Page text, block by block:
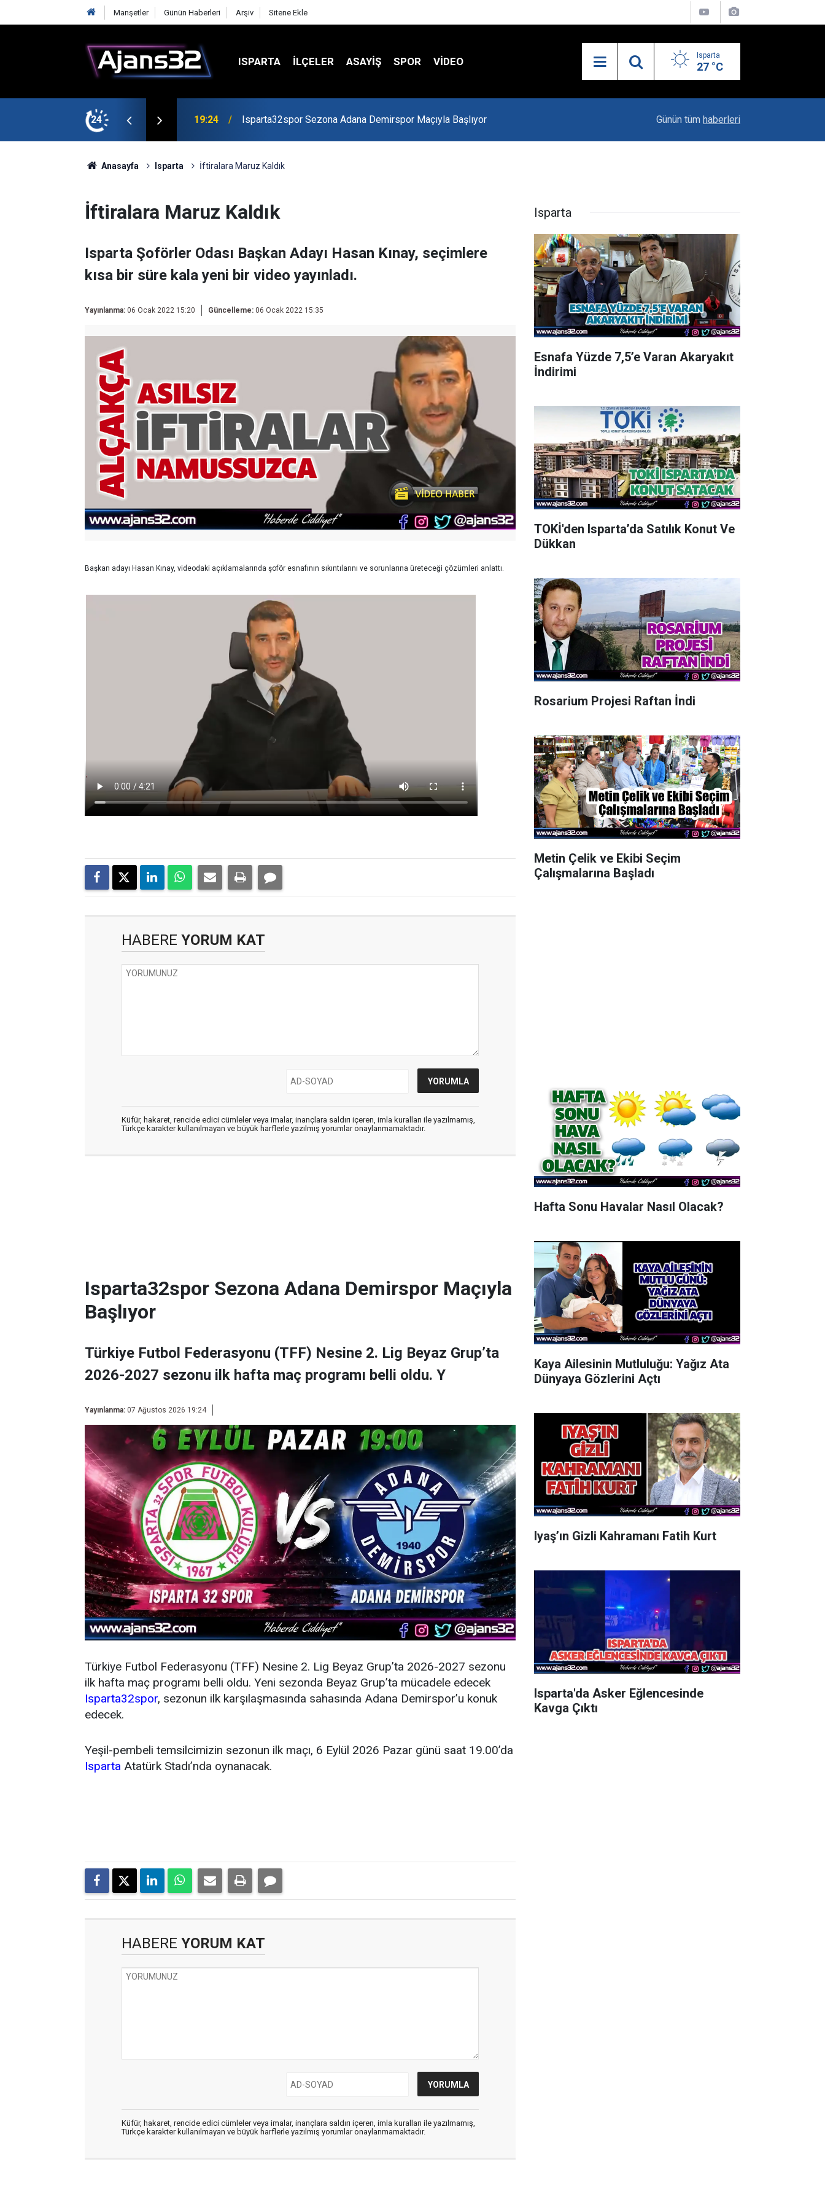
Manşetler Günün Haberleri Arşiv Sitene Ekle
ISPARTA İLÇELER ASAYİŞ SPOR VIDEO Isparta
27 °C
24
Maçıyla Başlıyor 19:22 Isparta Kredi Batağında Vali Erin: Bu İşin Kenarında Olanlara Bile Bu
Günün tüm haberleri
Anasayfa Isparta İftiralara Maruz Kaldık
İftiralara Maruz Kaldık
Isparta Şoförler Odası Başkan Adayı Hasan Kınay, seçimlere
kısa bir süre kala yeni bir video yayınladı.
Yayınlanma: 06 Ocak 2022 15:20 Güncelleme: 06 Ocak 2022 15:35
Başkan adayı Hasan Kınay, videodaki açıklamalarında şoför esnafının sıkıntılarını ve sorunlarına üreteceği çözümleri anlattı.
HABERE YORUM KAT
Küfür, hakaret, rencide edici cümleler veya imalar, inançlara saldırı içeren, imla kuralları ile yazılmamış,
Türkçe karakter kullanılmayan ve büyük harflerle yazılmış yorumlar onaylanmamaktadır.
Isparta32spor Sezona Adana Demirspor Maçıyla
Başlıyor
Türkiye Futbol Federasyonu (TFF) Nesine 2. Lig Beyaz Grup’ta
2026-2027 sezonu ilk hafta maç programı belli oldu. Y
Yayınlanma: 07 Ağustos 2026 19:24
Türkiye Futbol Federasyonu (TFF) Nesine 2. Lig Beyaz Grup’ta 2026-2027 sezonu
ilk hafta maç programı belli oldu. Yeni sezonda Beyaz Grup’ta mücadele edecek
Isparta32spor, sezonun ilk karşılaşmasında sahasında Adana Demirspor’u konuk
edecek.
Yeşil-pembeli temsilcimizin sezonun ilk maçı, 6 Eylül 2026 Pazar günü saat 19.00’da
Isparta Atatürk Stadı’nda oynanacak.
HABERE YORUM KAT
Küfür, hakaret, rencide edici cümleler veya imalar, inançlara saldırı içeren, imla kuralları ile yazılmamış,
Türkçe karakter kullanılmayan ve büyük harflerle yazılmış yorumlar onaylanmamaktadır.
Isparta
Esnafa Yüzde 7,5’e Varan Akaryakıt
İndirimi
TOKİ'den Isparta’da Satılık Konut Ve
Dükkan
Rosarium Projesi Raftan İndi
Metin Çelik ve Ekibi Seçim
Çalışmalarına Başladı
Hafta Sonu Havalar Nasıl Olacak?
Kaya Ailesinin Mutluluğu: Yağız Ata
Dünyaya Gözlerini Açtı
Iyaş’ın Gizli Kahramanı Fatih Kurt
Isparta'da Asker Eğlencesinde
Kavga Çıktı